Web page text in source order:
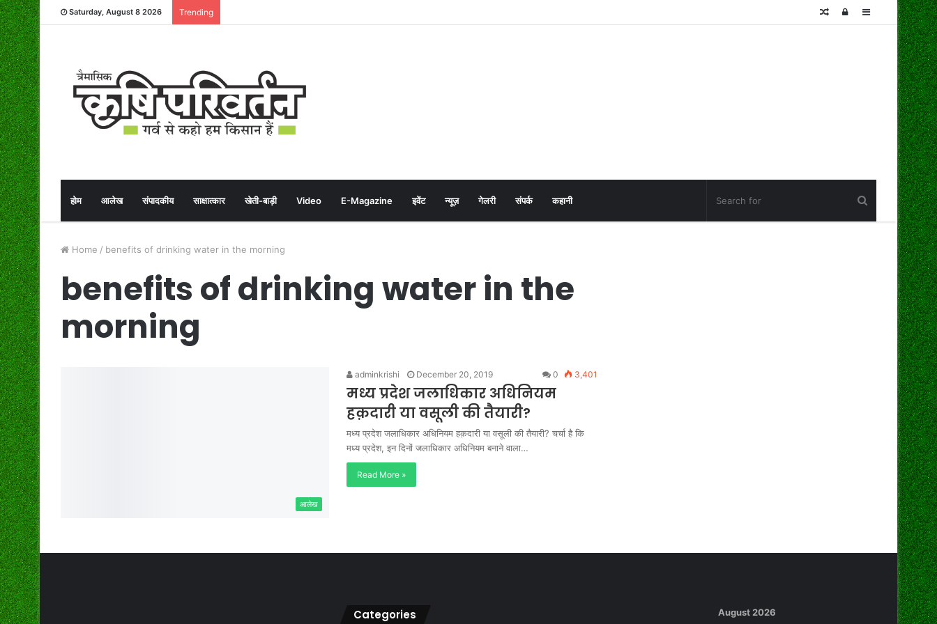
Saturday, August 8 2026 Trending Sidebar
Log
Random
होम आलेख संपादकीय साक्षात्कार खेती-बाड़ी Video E-Magazine इवेंट न्यूज़ गेलरी संपर्क कहानी
Home / benefits of drinking water in the morning
benefits of drinking water in the
morning
आलेख
adminkrishi December 20, 2019 0 3,401
मध्य प्रदेश जलाधिकार अधिनियम
हक़दारी या वसूली की तैयारी?
मध्य प्रदेश जलाधिकार अधिनियम हक़दारी या वसूली की तैयारी? चर्चा है कि
मध्य प्रदेश, इन दिनों जलाधिकार अधिनियम बनाने वाला…
Read More »
Categories August 2026